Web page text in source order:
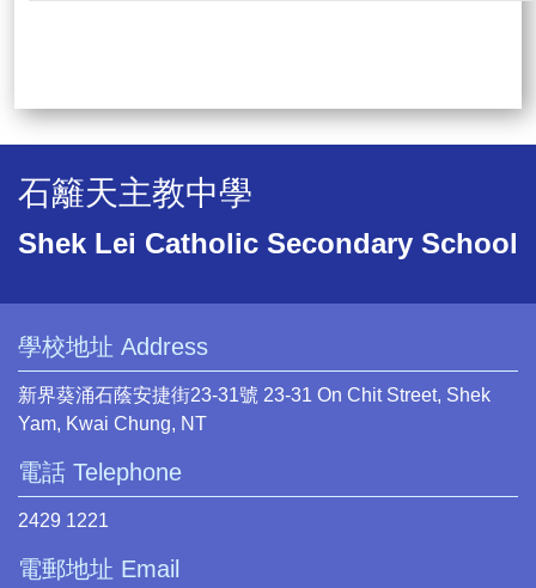
石籬天主教中學
Shek Lei Catholic Secondary School
學校地址 Address
新界葵涌石蔭安捷街23-31號 23-31 On Chit Street, Shek
Yam, Kwai Chung, NT
電話 Telephone
2429 1221
電郵地址 Email